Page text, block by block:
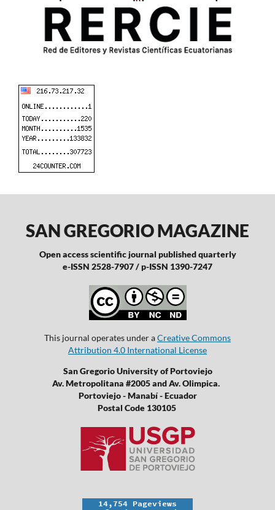
SAN GREGORIO MAGAZINE
Open access scientific journal published quarterly
e-ISSN 2528-7907 / p-ISSN 1390-7247
This journal operates under aCreative Commons
Attribution 4.0 International License
San Gregorio University of Portoviejo
Av. Metropolitana #2005 and Av. Olimpica.
Portoviejo - Manabí - Ecuador
Postal Code 130105